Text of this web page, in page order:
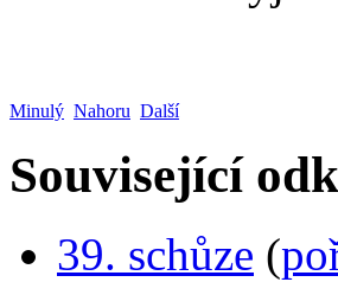
Minulý Nahoru Další
Související
39. schůze (